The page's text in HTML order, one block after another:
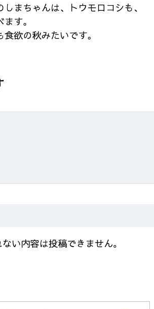
しまちゃんは、トウモロコシも、
す。
食欲の秋みたいです。
い内容は投稿できません。